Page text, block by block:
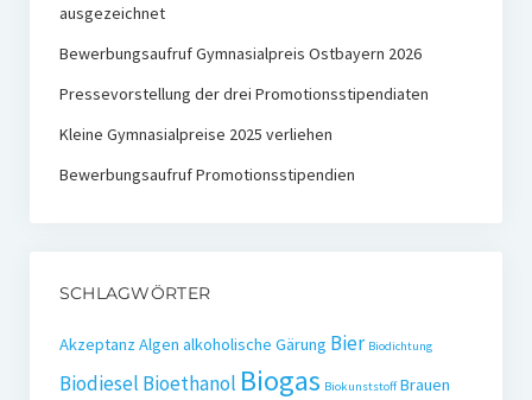
ausgezeichnet
Bewerbungsaufruf Gymnasialpreis Ostbayern 2026
Pressevorstellung der drei Promotionsstipendiaten
Kleine Gymnasialpreise 2025 verliehen
Bewerbungsaufruf Promotionsstipendien
SCHLAGWÖRTER
Akzeptanz Algen alkoholische Gärung Bier Biodichtung
Biodiesel Bioethanol Biogas Biokunststoff Brauen